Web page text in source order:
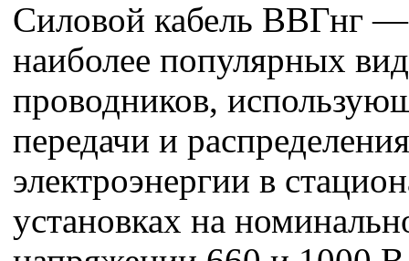
Силовой кабель ВВГнг
наиболее популярных
проводников,
передачи и распределения
электроэнергии в
установках на